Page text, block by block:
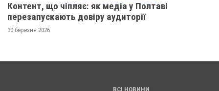
Контент, що чіпляє: як медіа у Полтаві
перезапускають довіру аудиторії
30 березня 2026
ВСІ НОВИНИ